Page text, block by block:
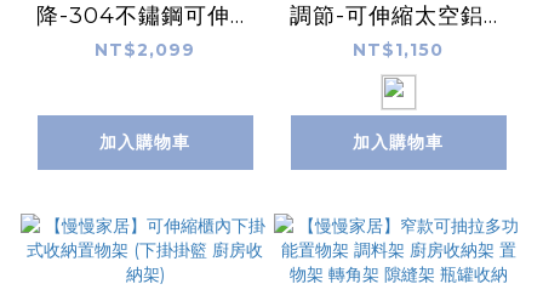
降-304不鏽鋼可伸縮
水槽碗盤瀝水架(大全
槽架 廚房置物架)
NT$2,099
加入購物車
調節-可伸縮太空鋁超
耐重微波爐置物收納架
NT$1,150
加入購物車